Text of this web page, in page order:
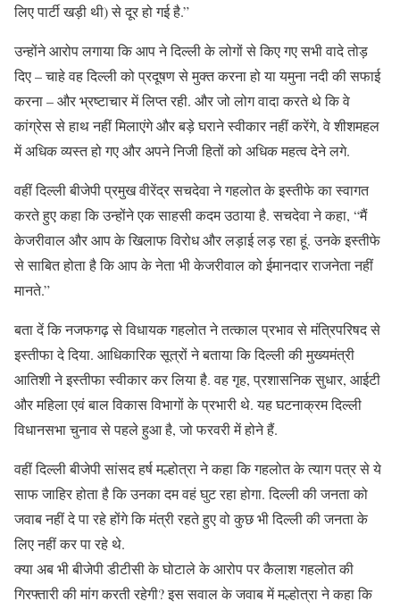
लिए पार्टी खड़ी थी) से दूर हो गई है.”
उन्होंने आरोप लगाया कि आप ने दिल्ली के लोगों से किए गए सभी वादे तोड़
दिए – चाहे वह दिल्ली को प्रदूषण से मुक्त करना हो या यमुना नदी की सफाई
करना – और भ्रष्टाचार में लिप्त रही. और जो लोग वादा करते थे कि वे
कांग्रेस से हाथ नहीं मिलाएंगे और बड़े घराने स्वीकार नहीं करेंगे, वे शीशमहल
में अधिक व्यस्त हो गए और अपने निजी हितों को अधिक महत्व देने लगे.
वहीं दिल्ली बीजेपी प्रमुख वीरेंद्र सचदेवा ने गहलोत के इस्तीफे का स्वागत
करते हुए कहा कि उन्होंने एक साहसी कदम उठाया है. सचदेवा ने कहा, “मैं
केजरीवाल और आप के खिलाफ विरोध और लड़ाई लड़ रहा हूं. उनके इस्तीफे
से साबित होता है कि आप के नेता भी केजरीवाल को ईमानदार राजनेता नहीं
मानते.”
बता दें कि नजफगढ़ से विधायक गहलोत ने तत्काल प्रभाव से मंत्रिपरिषद से
इस्तीफा दे दिया. आधिकारिक सूत्रों ने बताया कि दिल्ली की मुख्यमंत्री
आतिशी ने इस्तीफा स्वीकार कर लिया है. वह गृह, प्रशासनिक सुधार, आईटी
और महिला एवं बाल विकास विभागों के प्रभारी थे. यह घटनाक्रम दिल्ली
विधानसभा चुनाव से पहले हुआ है, जो फरवरी में होने हैं.
वहीं दिल्ली बीजेपी सांसद हर्ष मल्होत्रा ने कहा कि गहलोत के त्याग पत्र से ये
साफ जाहिर होता है कि उनका दम वहं घुट रहा होगा. दिल्ली की जनता को
जवाब नहीं दे पा रहे होंगे कि मंत्री रहते हुए वो कुछ भी दिल्ली की जनता के
लिए नहीं कर पा रहे थे.
क्या अब भी बीजेपी डीटीसी के घोटाले के आरोप पर कैलाश गहलोत की
गिरफ्तारी की मांग करती रहेगी? इस सवाल के जवाब में मल्होत्रा ने कहा कि